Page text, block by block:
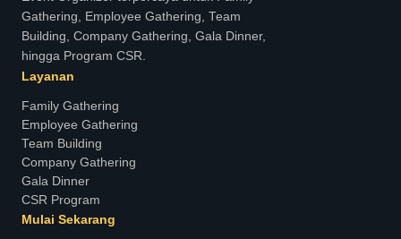
Gathering, Employee Gathering, Team
Building, Company Gathering, Gala Dinner,
hingga Program CSR.
Layanan
Family Gathering
Employee Gathering
Team Building
Company Gathering
Gala Dinner
CSR Program
Mulai Sekarang